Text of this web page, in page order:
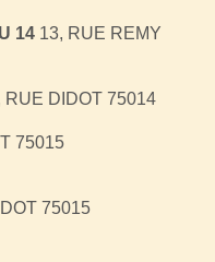
14 13, RUE REMY
RUE DIDOT 75014
75015
75015